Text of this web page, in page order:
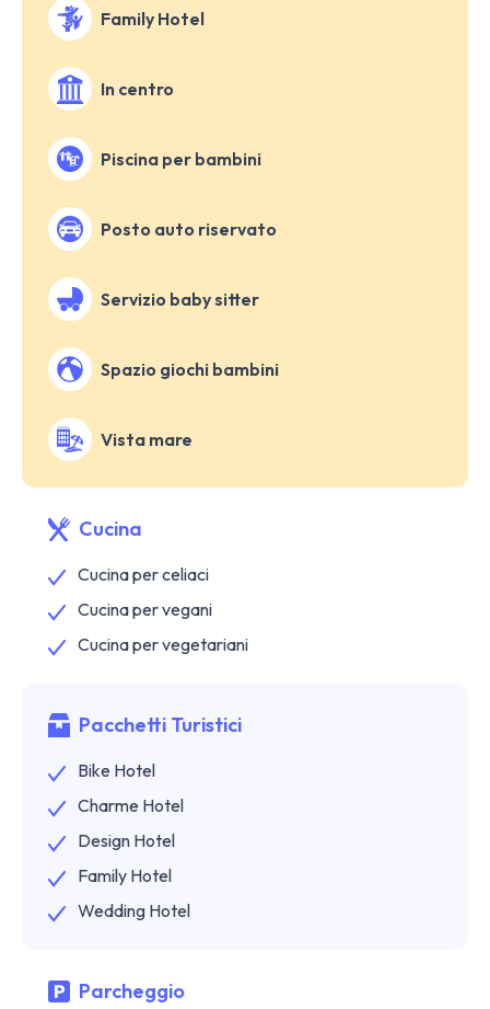
Family Hotel
In centro
Piscina per bambini
Posto auto riservato
Servizio baby sitter
Spazio giochi bambini
Vista mare
Cucina
Cucina per celiaci
Cucina per vegani
Cucina per vegetariani
Pacchetti Turistici
Bike Hotel
Charme Hotel
Design Hotel
Family Hotel
Wedding Hotel
Parcheggio